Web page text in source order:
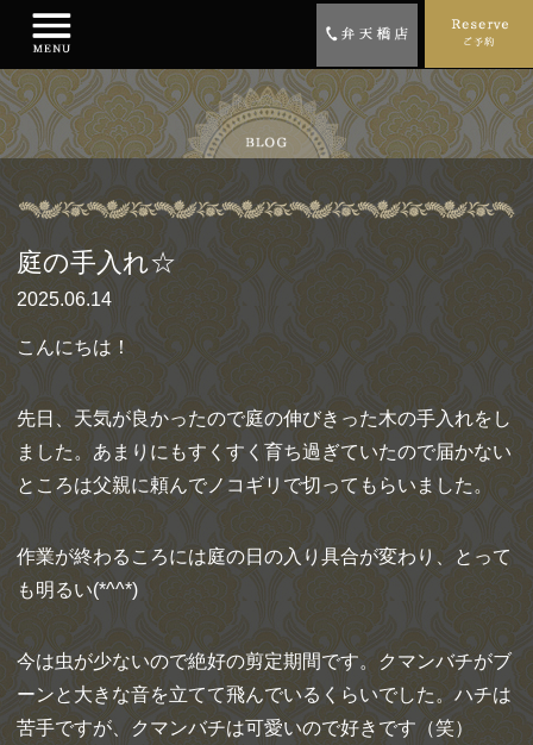
庭の手入れ☆
2025.06.14
こんにちは！
先日、天気が良かったので庭の伸びきった木の手入れをし
ました。あまりにもすくすく育ち過ぎていたので届かない
ところは父親に頼んでノコギリで切ってもらいました。
作業が終わるころには庭の日の入り具合が変わり、とって
も明るい(*^^*)
今は虫が少ないので絶好の剪定期間です。クマンバチがブ
ーンと大きな音を立てて飛んでいるくらいでした。ハチは
苦手ですが、クマンバチは可愛いので好きです（笑）